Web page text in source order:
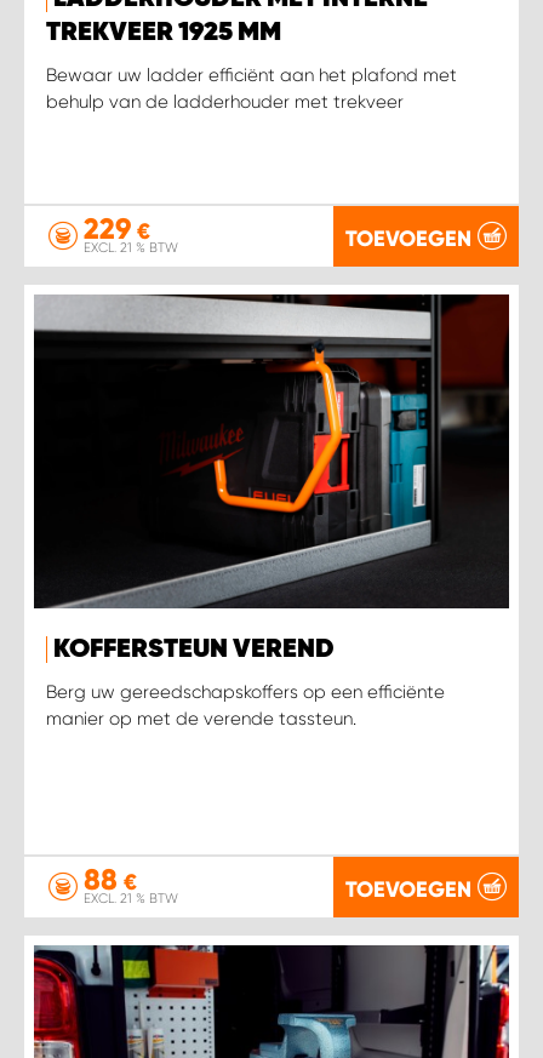
TREKVEER 1925 MM
Bewaar uw ladder efficiënt aan het plafond met
behulp van de ladderhouder met trekveer
229 €
EXCL. 21 % BTW TOEVOEGEN
KOFFERSTEUN VEREND
Berg uw gereedschapskoffers op een efficiënte
manier op met de verende tassteun.
88 €
EXCL. 21 % BTW TOEVOEGEN
WORK SYSTEM KOOTWIJKERBROEK
WORK SYSTEM LOPIK GARAGE STUIVENBERG
WORK SYSTEM NIEUWEGEIN
WORK SYSTEM NIEUWERKERK AAN DEN IJSSEL
WORK SYSTEM REEUWIJK
WORK SYSTEM SIMPELVELD
WORK SYSTEM UITHOORN
WORK SYSTEM WILLEMSTAD
WORK SYSTEM ZWARTEBROEK